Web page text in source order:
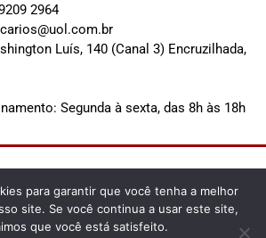
2964
Luís, 140 (Canal 3) Encruzilhada,
Segunda à sexta, das 8h às 18h
para garantir que você tenha a melhor
site. Se você continua a usar este site,
que você está satisfeito.